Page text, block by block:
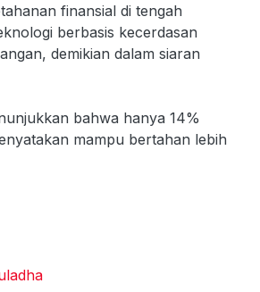
finansial di tengah
berbasis kecerdasan
demikian dalam siaran
bahwa hanya 14%
mampu bertahan lebih